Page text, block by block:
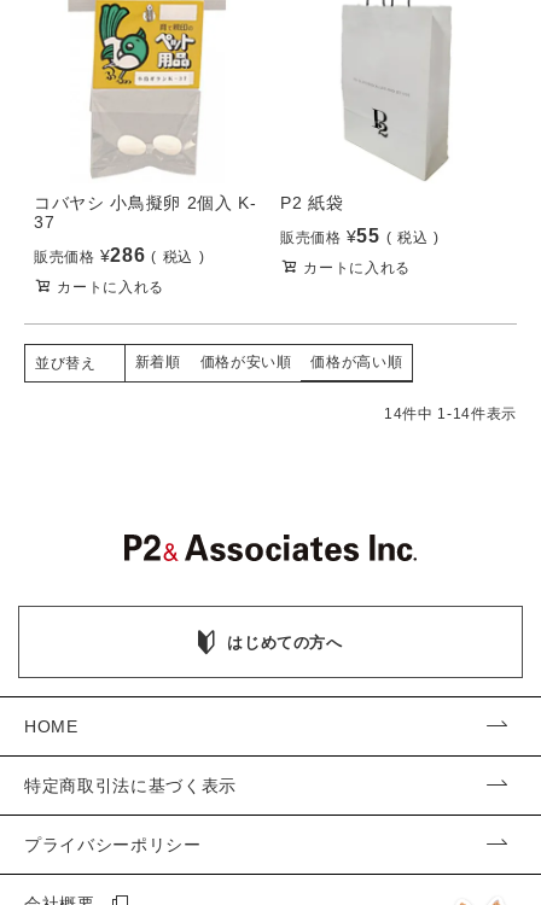
コバヤシ 小鳥擬卵 2個入 K-
37
販売価格 ¥286
税込
カートに入れる
P2 紙袋
販売価格 ¥55
税込
カートに入れる
並び替え 新着順 価格が安い順 価格が高い順
14件中 1-14件表示
はじめての方へ
HOME
特定商取引法に基づく表示
プライバシーポリシー